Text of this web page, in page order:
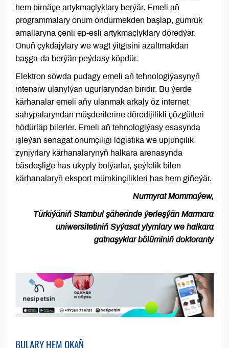
hem birnäçe artykmaçlyklary berýär. Emeli aň
programmalary önüm öndürmekden başlap, gümrük
amallaryna çenli ep-esli artykmaçlyklary döredýär.
Onuň çykdajylary we wagt ýitgisini azaltmakdan
başga-da berýän peýdasy köpdür.
Elektron söwda pudagy emeli aň tehnologiýasynyň
intensiw ulanylýan ugurlaryndan biridir. Bu ýerde
kärhanalar emeli aňy ulanmak arkaly öz internet
sahypalaryndan müşderilerine döredijilikli çözgütleri
hödürläp bilerler. Emeli aň tehnologiýasy esasynda
işleýän senagat önümçiligi logistika we üpjünçilik
zynjyrlary kärhanalarynyň halkara arenasynda
bäsdeşlige has ukyply bolýarlar, şeýlelik bilen
kärhanalaryň eksport mümkinçilikleri has hem giňeýär.
Nurmyrat Mommaýew,
Türkiýäniň Stambul şäherinde ýerleşýän Marmara
uniwersitetiniň Syýasat ylymlary we halkara
gatnaşyklar bölüminiň doktoranty
BULARY HEM OKAŇ